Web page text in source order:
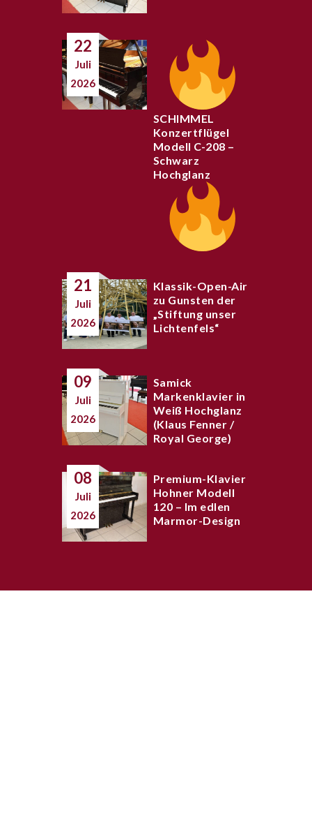
22
Juli
2026
SCHIMMEL
Konzertflügel
Modell C-208 –
Schwarz
Hochglanz
21
Juli
2026
Klassik-Open-Air
zu Gunsten der
„Stiftung unser
Lichtenfels“
09
Juli
2026
Samick
Markenklavier in
Weiß Hochglanz
(Klaus Fenner /
Royal George)
08
Juli
2026
Premium-Klavier
Hohner Modell
120 – Im edlen
Marmor-Design